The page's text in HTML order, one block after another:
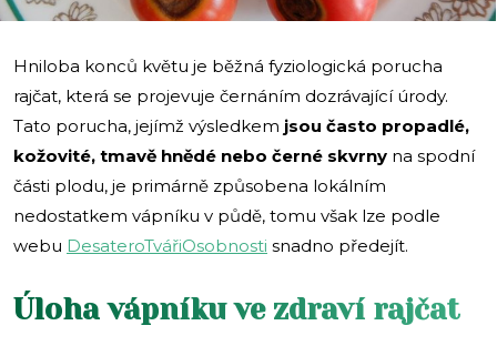
Hniloba konců květu je běžná fyziologická porucha
rajčat, která se projevuje černáním dozrávající úrody.
Tato porucha, jejímž výsledkem jsou často propadlé,
kožovité, tmavě hnědé nebo černé skvrny na spodní
části plodu, je primárně způsobena lokálním
nedostatkem vápníku v půdě, tomu však lze podle
webu DesateroTvářiOsobnosti snadno předejít.
Úloha vápníku ve zdraví rajčat